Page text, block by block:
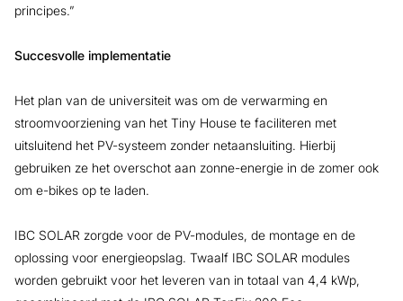
principes.”
Succesvolle implementatie
Het plan van de universiteit was om de verwarming en
stroomvoorziening van het Tiny House te faciliteren met
uitsluitend het PV-systeem zonder netaansluiting. Hierbij
gebruiken ze het overschot aan zonne-energie in de zomer ook
om e-bikes op te laden.
IBC SOLAR zorgde voor de PV-modules, de montage en de
oplossing voor energieopslag. Twaalf IBC SOLAR modules
worden gebruikt voor het leveren van in totaal van 4,4 kWp,